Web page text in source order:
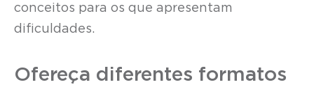
conceitos para os que apresentam
dificuldades.
Ofereça diferentes formatos